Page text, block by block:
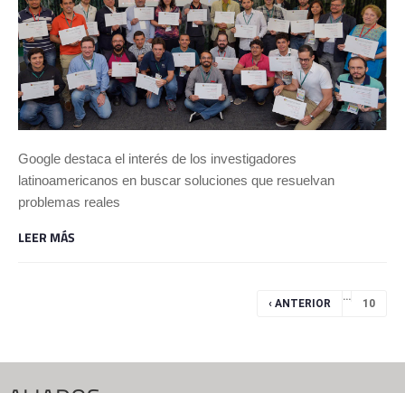
Google destaca el interés de los investigadores
latinoamericanos en buscar soluciones que resuelvan
problemas reales
LEER MÁS
‹ ANTERIOR
…
10